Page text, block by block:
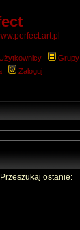
Grupy
Zaloguj
Przeszukaj ostanie: